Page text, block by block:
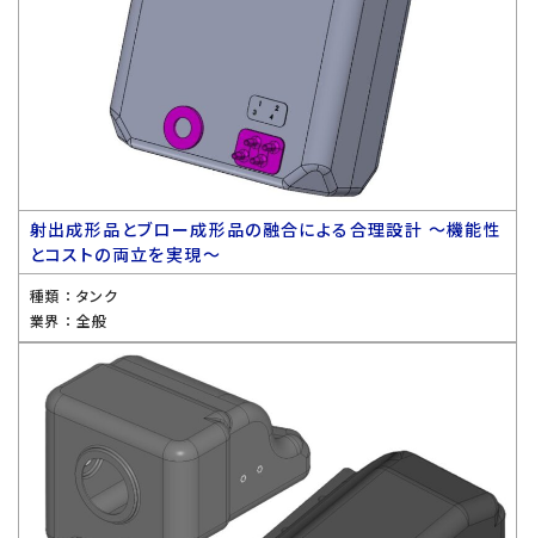
射出成形品とブロー成形品の融合による合理設計 〜機能性
とコストの両立を実現〜
種類 ： タンク
業界 ： 全般